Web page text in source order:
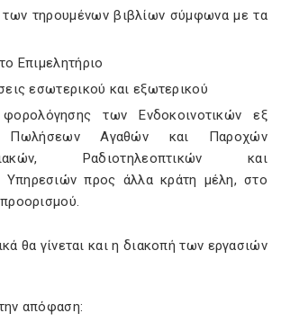
των τηρουμένων βιβλίων σύμφωνα με τα
Επιμελητήριο
εσωτερικού και εξωτερικού
των Ενδοκοινοτικών εξ
Πωλήσεων Αγαθών και Παροχών
Ραδιοτηλεοπτικών και
Υπηρεσιών προς άλλα κράτη μέλη, στο
θα γίνεται και η διακοπή των εργασιών
απόφαση: